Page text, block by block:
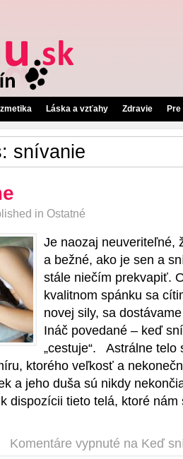
Láska a vzťahy Zdravie
snívanie
in Ostatné
Je naozaj neuveriteľné,
a bežné, ako je sen a
stále niečím prekvapiť.
kvalitnom spánku sa
novej sily, sa
Ináč povedané – keď
„cestuje“. Astrálne telo
ktorého veľkosť a
a jeho duša sú nikdy
dispozícii tieto telá, ktoré
Komentáre vypnuté na Keď